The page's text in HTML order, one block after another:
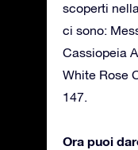
scoperti
ci sono:
Cassiopeia
White Rose
147.
Ora puoi